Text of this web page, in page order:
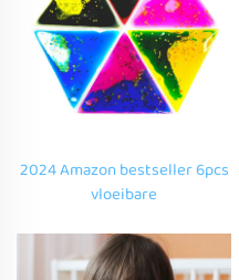
2024 Amazon bestseller 6pcs
vloeibare
veelkleurig 3d vouwvorm
speelgoed voor autistische